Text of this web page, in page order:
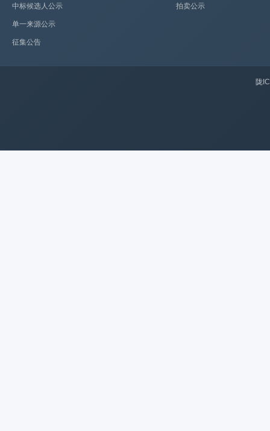
中标候选人公示
单一来源公示
征集公告
拍卖公示
陇